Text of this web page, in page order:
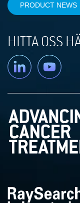
PRODUCT NEWS
HITTA OSS
Linkedin YouTube